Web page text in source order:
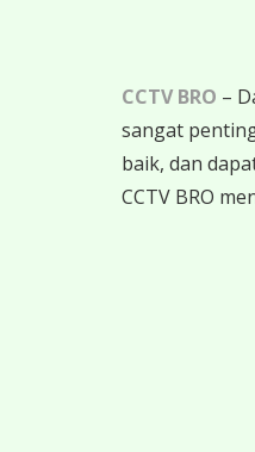
CCTV BRO –
sangat
baik, dan
CCTV BRO